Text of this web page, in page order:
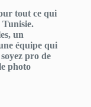
tout ce qui
Tunisie.
un
équipe qui
pro de
photo